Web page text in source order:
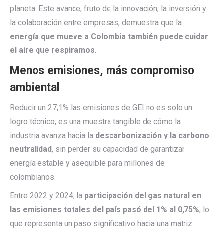
planeta. Este avance, fruto de la innovación, la inversión y
la colaboración entre empresas, demuestra que la
energía que mueve a Colombia también puede cuidar
el aire que respiramos.
Menos emisiones, más compromiso
ambiental
Reducir un 27,1% las emisiones de GEI no es solo un
logro técnico; es una muestra tangible de cómo la
industria avanza hacia la descarbonización y la carbono
neutralidad, sin perder su capacidad de garantizar
energía estable y asequible para millones de
colombianos.
Entre 2022 y 2024, la participación del gas natural en
las emisiones totales del país pasó del 1% al 0,75%, lo
que representa un paso significativo hacia una matriz